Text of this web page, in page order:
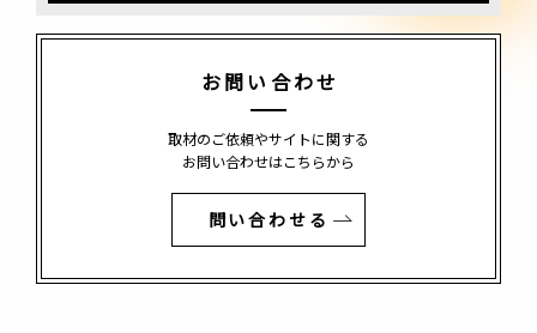
お問い合わせ
取材のご依頼やサイトに関する
お問い合わせはこちらから
問い合わせる